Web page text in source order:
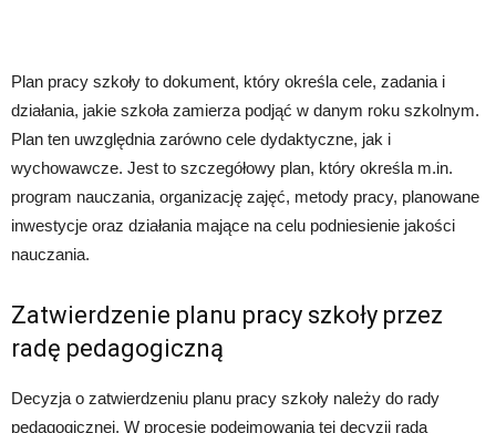
Plan pracy szkoły to dokument, który określa cele, zadania i
działania, jakie szkoła zamierza podjąć w danym roku szkolnym.
Plan ten uwzględnia zarówno cele dydaktyczne, jak i
wychowawcze. Jest to szczegółowy plan, który określa m.in.
program nauczania, organizację zajęć, metody pracy, planowane
inwestycje oraz działania mające na celu podniesienie jakości
nauczania.
Zatwierdzenie planu pracy szkoły przez
radę pedagogiczną
Decyzja o zatwierdzeniu planu pracy szkoły należy do rady
pedagogicznej. W procesie podejmowania tej decyzji rada